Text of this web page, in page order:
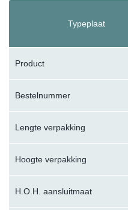
Typeplaat
Product
Bestelnummer
Lengte verpakking
Hoogte verpakking
H.O.H. aansluitmaat